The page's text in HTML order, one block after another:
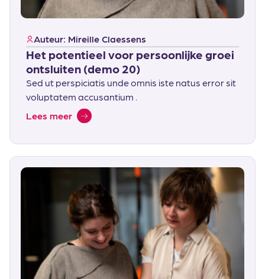
Auteur: Mireille Claessens
Het potentieel voor persoonlijke groei
ontsluiten (demo 20)
Sed ut perspiciatis unde omnis iste natus error sit
voluptatem accusantium .
Lees meer